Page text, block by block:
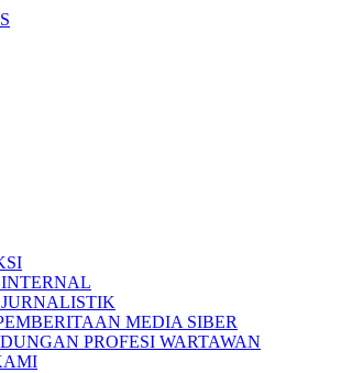
MEDIA SIBER
PROFESI WARTAWAN